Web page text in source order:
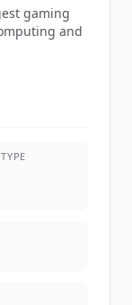
gaming
and